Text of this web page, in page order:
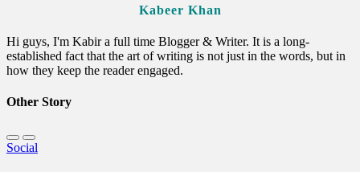
Kabeer Khan
Hi guys, I'm Kabir a full time Blogger & Writer. It is a long-
established fact that the art of writing is not just in the words, but in
how they keep the reader engaged.
Other Story
Social